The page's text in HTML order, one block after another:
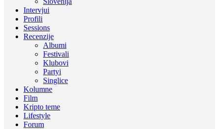
Intervjui
Profili
Sessions
Recenzije
Albumi
Festivali
Klubovi
Partyi
Singlice
Kolumne
Film
Kripto teme
Lifestyle
Forum